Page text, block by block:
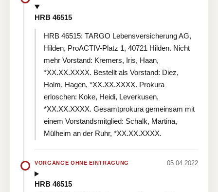
HRB 46515
HRB 46515: TARGO Lebensversicherung AG,
Hilden, ProACTIV-Platz 1, 40721 Hilden. Nicht
mehr Vorstand: Kremers, Iris, Haan,
*XX.XX.XXXX. Bestellt als Vorstand: Diez,
Holm, Hagen, *XX.XX.XXXX. Prokura
erloschen: Koke, Heidi, Leverkusen,
*XX.XX.XXXX. Gesamtprokura gemeinsam mit
einem Vorstandsmitglied: Schalk, Martina,
Mülheim an der Ruhr, *XX.XX.XXXX.
VORGÄNGE OHNE EINTRAGUNG 05.04.2022
HRB 46515